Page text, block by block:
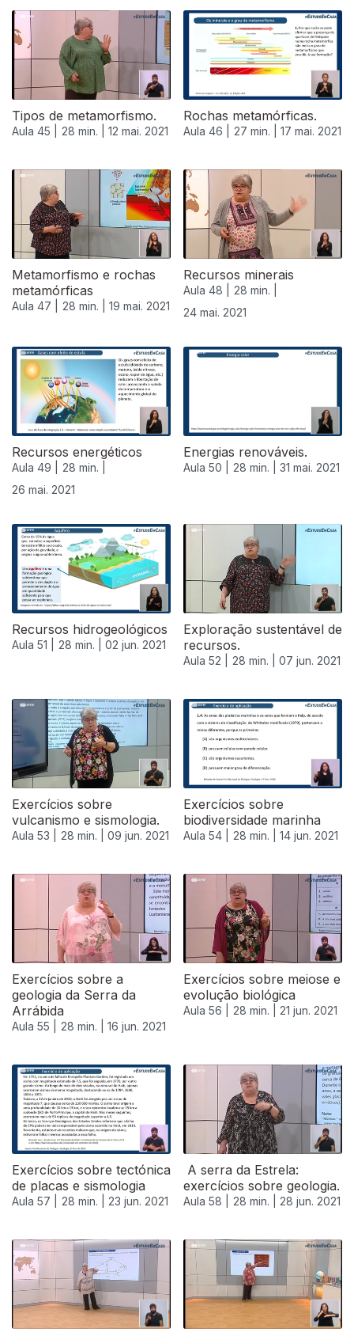
Tipos de metamorfismo.
Aula 45 | 28 min. | 12 mai. 2021
Rochas metamórficas.
Aula 46 | 27 min. | 17 mai. 2021
544627
Metamorfismo e rochas
metamórficas
Aula 47 | 28 min. | 19 mai. 2021
Recursos minerais
Aula 48 |
28 min. |
24 mai. 2021
Recursos energéticos
Aula 49 |
28 min. |
26 mai. 2021
Energias renováveis.
Aula 50 | 28 min. | 31 mai. 2021
Recursos hidrogeológicos
Aula 51 | 28 min. | 02 jun. 2021
Exploração sustentável de
recursos.
Aula 52 | 28 min. | 07 jun. 2021
Exercícios sobre
vulcanismo e sismologia.
Aula 53 | 28 min. | 09 jun. 2021
Exercícios sobre
biodiversidade marinha
Aula 54 | 28 min. | 14 jun. 2021
Exercícios sobre a
geologia da Serra da
Arrábida
Aula 55 | 28 min. | 16 jun. 2021
Exercícios sobre meiose e
evolução biológica
Aula 56 | 28 min. | 21 jun. 2021
Exercícios sobre tectónica
de placas e sismologia
Aula 57 | 28 min. | 23 jun. 2021
A serra da Estrela:
exercícios sobre geologia.
Aula 58 | 28 min. | 28 jun. 2021
554104
555919